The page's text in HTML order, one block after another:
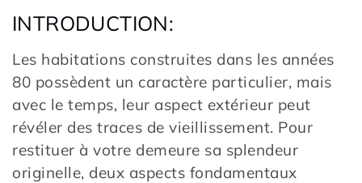
INTRODUCTION:
Les habitations construites dans les années
80 possèdent un caractère particulier, mais
avec le temps, leur aspect extérieur peut
révéler des traces de vieillissement. Pour
restituer à votre demeure sa splendeur
originelle, deux aspects fondamentaux